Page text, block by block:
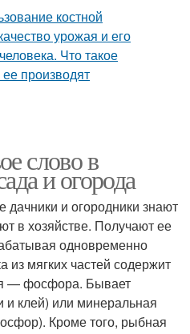
слово в
и огорода
дачники и огородники знают
в хозяйстве. Получают ее
одновременно
из мягких частей содержит
— фосфора. Бывает
и клей) или минеральная
Кроме того, рыбная